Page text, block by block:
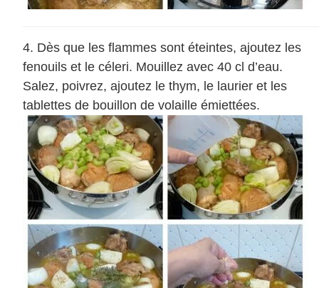
Dès que les flammes sont éteintes, ajoutez les
fenouils et le céleri. Mouillez avec 40 cl d’eau.
Salez, poivrez, ajoutez le thym, le laurier et les
tablettes de bouillon de volaille émiettées.